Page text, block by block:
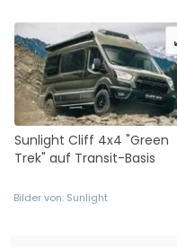
Sunlight Cliff 4x4 "Green
Trek" auf Transit-Basis
Bilder von: Sunlight